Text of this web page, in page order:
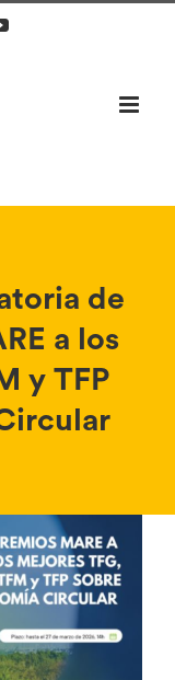
YouTube
de
a los
y TFP